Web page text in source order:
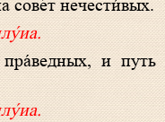
сове́т нечести́вых.